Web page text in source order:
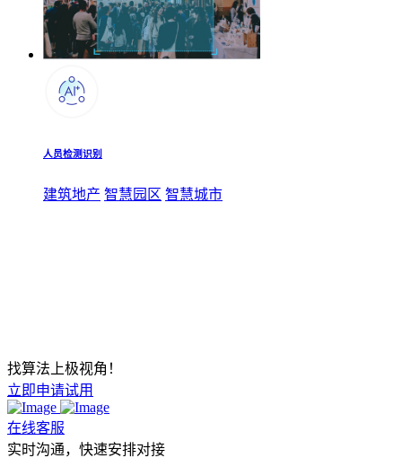
人员检测识别
建筑地产 智慧园区 智慧城市
找算法上极视角！
立即申请试用
在线客服
实时沟通，快速安排对接